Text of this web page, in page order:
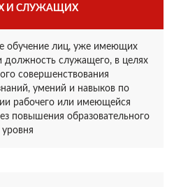
И СЛУЖАЩИХ
обучение лиц, уже имеющих
должность служащего, в целях
совершенствования
умений и навыков по
рабочего или имеющейся
повышения образовательного
уровня